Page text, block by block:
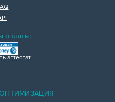
оплаты:
аттестат